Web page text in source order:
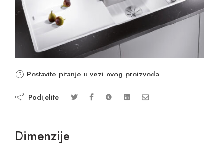
Postavite pitanje u vezi ovog proizvoda
Podijelite
Dimenzije